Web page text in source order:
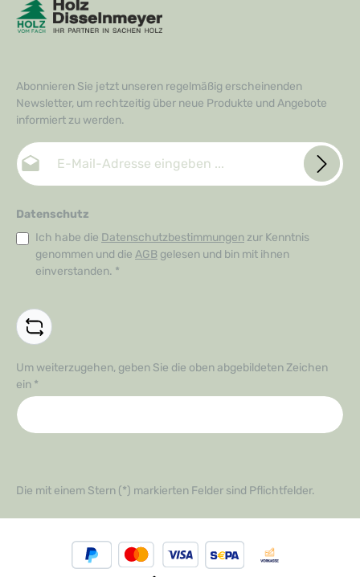
Abonnieren Sie jetzt unseren regelmäßig erscheinenden
Newsletter, um rechtzeitig über neue Produkte und Angebote
informiert zu werden.
E-Mail-Adresse*
Datenschutz
Ich habe die Datenschutzbestimmungen zur Kenntnis
genommen und die AGB gelesen und bin mit ihnen
einverstanden. *
Um weiterzugehen, geben Sie die oben abgebildeten Zeichen
ein *
Die mit einem Stern (*) markierten Felder sind Pflichtfelder.